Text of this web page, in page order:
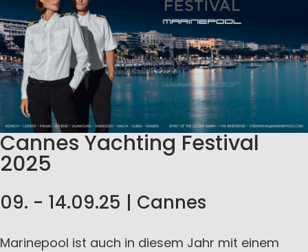
Cannes Yachting Festival
2025
09. - 14.09.25 | Cannes
Marinepool ist auch in diesem Jahr mit einem